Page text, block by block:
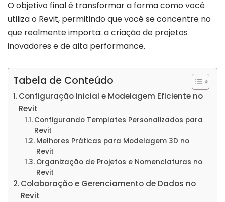
O objetivo final é transformar a forma como você
utiliza o Revit, permitindo que você se concentre no
que realmente importa: a criação de projetos
inovadores e de alta performance.
Tabela de Conteúdo
Configuração Inicial e Modelagem Eficiente no
Revit
Configurando Templates Personalizados para
Revit
Melhores Práticas para Modelagem 3D no
Revit
Organização de Projetos e Nomenclaturas no
Revit
Colaboração e Gerenciamento de Dados no
Revit